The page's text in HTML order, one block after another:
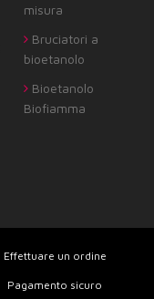
misura
Bruciatori a
bioetanolo
Bioetanolo
Biofiamma
Effettuare un ordine
Pagamento sicuro